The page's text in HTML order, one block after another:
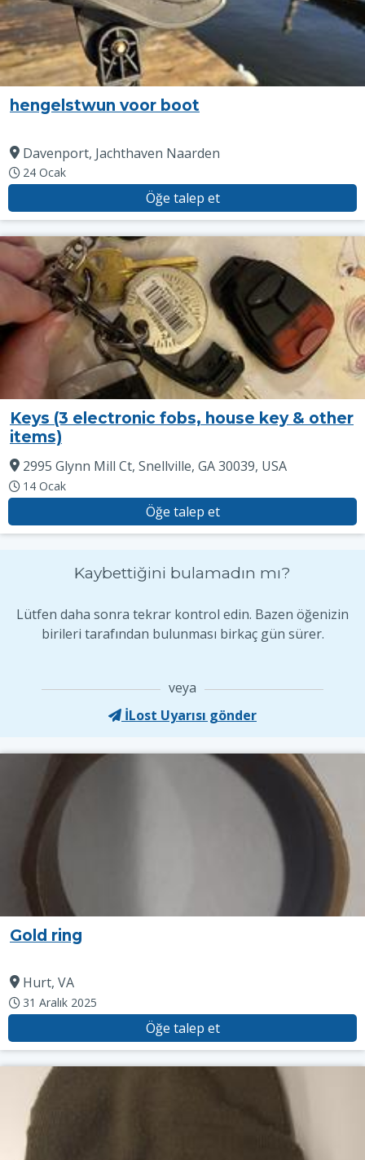
hengelstwun voor boot
Davenport, Jachthaven Naarden
24 Ocak
Öğe talep et
Keys (3 electronic fobs, house key & other
items)
2995 Glynn Mill Ct, Snellville, GA 30039, USA
14 Ocak
Öğe talep et
Kaybettiğini bulamadın mı?
Lütfen daha sonra tekrar kontrol edin. Bazen öğenizin
birileri tarafından bulunması birkaç gün sürer.
veya
İLost Uyarısı gönder
Gold ring
Hurt, VA
31 Aralık 2025
Öğe talep et